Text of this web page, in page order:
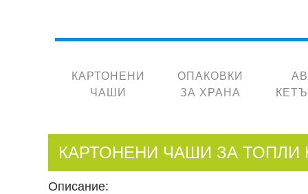
КАРТОНЕНИ
ЧАШИ
ОПАКОВКИ
ЗА ХРАНА
КАРТОНЕНИ ЧАШИ ЗА ТОПЛИ
Описание: